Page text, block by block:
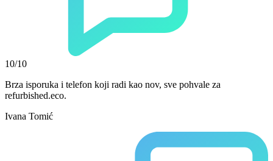
10/10
Brza isporuka i telefon koji radi kao nov, sve pohvale za
refurbished.eco.
Ivana Tomić